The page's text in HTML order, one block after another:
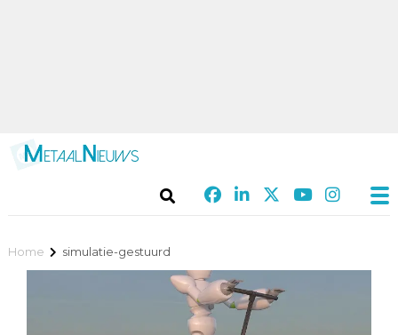
Home simulatie-gestuurd